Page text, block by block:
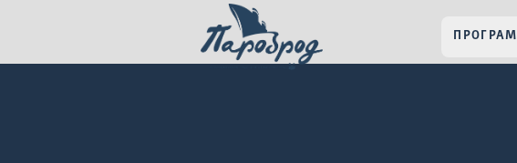
ПРОГРАМ